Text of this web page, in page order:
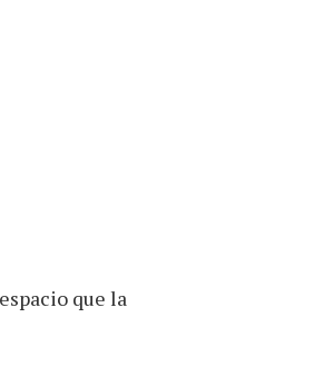
que la